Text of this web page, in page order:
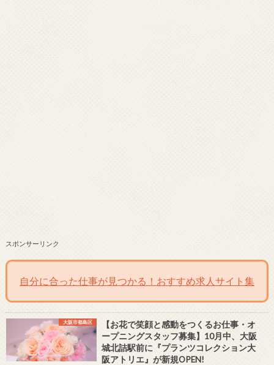
スポンサーリンク
自分に合った仕事が見つかる！おすすめ求人サイト集
大阪市都島区
【お花で笑顔と感動をつくるお仕事・オ
ープニングスタッフ募集】10月中、大阪
城北詰駅前に『プランツコレクション大
阪アトリエ』が新規OPEN!